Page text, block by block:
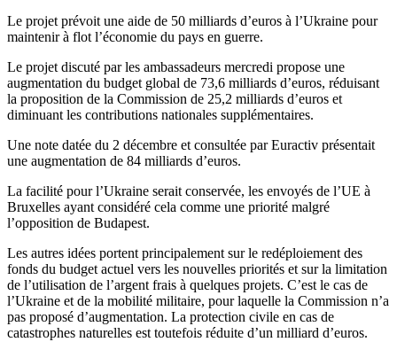
Le projet prévoit une aide de 50 milliards d’euros à l’Ukraine pour
maintenir à flot l’économie du pays en guerre.
Le projet discuté par les ambassadeurs mercredi propose une
augmentation du budget global de 73,6 milliards d’euros, réduisant
la proposition de la Commission de 25,2 milliards d’euros et
diminuant les contributions nationales supplémentaires.
Une note datée du 2 décembre et consultée par Euractiv présentait
une augmentation de 84 milliards d’euros.
La facilité pour l’Ukraine serait conservée, les envoyés de l’UE à
Bruxelles ayant considéré cela comme une priorité malgré
l’opposition de Budapest.
Les autres idées portent principalement sur le redéploiement des
fonds du budget actuel vers les nouvelles priorités et sur la limitation
de l’utilisation de l’argent frais à quelques projets. C’est le cas de
l’Ukraine et de la mobilité militaire, pour laquelle la Commission n’a
pas proposé d’augmentation. La protection civile en cas de
catastrophes naturelles est toutefois réduite d’un milliard d’euros.